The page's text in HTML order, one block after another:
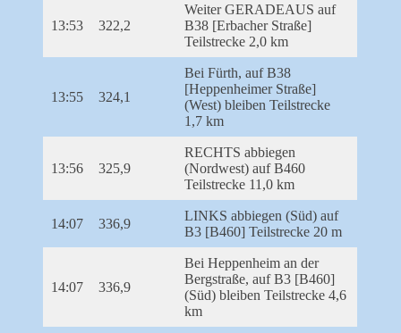
13:53 322,2
Weiter GERADEAUS auf
B38 [Erbacher Straße]
Teilstrecke 2,0 km
13:55 324,1
Bei Fürth, auf B38
[Heppenheimer Straße]
(West) bleiben Teilstrecke
1,7 km
13:56 325,9
RECHTS abbiegen
(Nordwest) auf B460
Teilstrecke 11,0 km
14:07 336,9
LINKS abbiegen (Süd) auf
B3 [B460] Teilstrecke 20 m
14:07 336,9
Bei Heppenheim an der
Bergstraße, auf B3 [B460]
(Süd) bleiben Teilstrecke 4,6
km